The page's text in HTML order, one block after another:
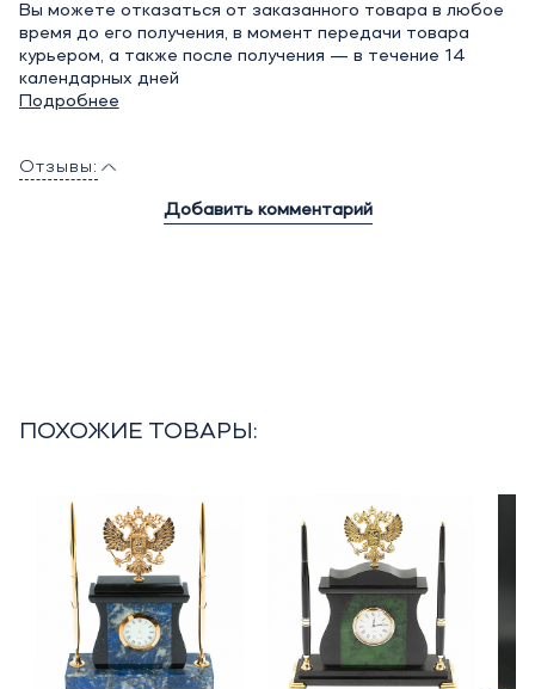
Вы можете отказаться от заказанного товара в любое
время до его получения, в момент передачи товара
курьером, а также после получения — в течение 14
календарных дней
Подробнее
Отзывы:
Добавить комментарий
ПОХОЖИЕ ТОВАРЫ: